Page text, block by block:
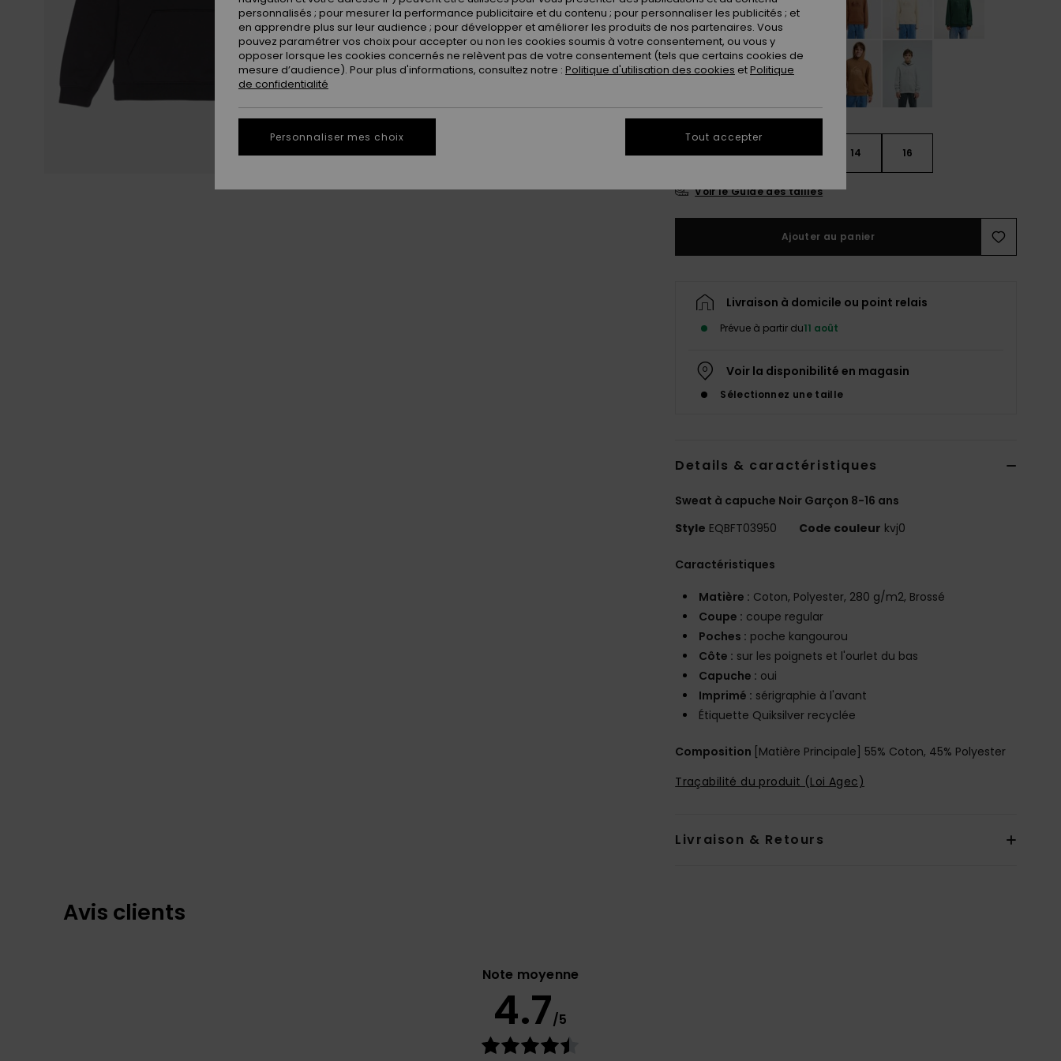
8 10 12 14 16
Voir le Guide des tailles
Ajouter au panier
Livraison à domicile ou point relais
Prévue à partir du11 août
Voir la disponibilité en magasin
Sélectionnez une taille
Details & caractéristiques
Sweat à capuche Noir Garçon 8-16 ans
Style EQBFT03950 Code couleur kvj0
Caractéristiques
Matière : Coton, Polyester, 280 g/m2, Brossé
Coupe : coupe regular
Poches : poche kangourou
Côte : sur les poignets et l'ourlet du bas
Capuche : oui
Imprimé : sérigraphie à l'avant
Étiquette Quiksilver recyclée
Composition [Matière Principale] 55% Coton, 45% Polyester
Traçabilité du produit (Loi Agec)
Livraison & Retours
Avis clients
Note moyenne
4.7/5
personnalisés ; pour mesurer la performance publicitaire et du contenu ; pour personnaliser les publicités ; et
en apprendre plus sur leur audience ; pour développer et améliorer les produits de nos partenaires. Vous
pouvez paramétrer vos choix pour accepter ou non les cookies soumis à votre consentement, ou vous y
opposer lorsque les cookies concernés ne relèvent pas de votre consentement (tels que certains cookies de
mesure d’audience). Pour plus d'informations, consultez notre : Politique d'utilisation des cookies etPolitique
de confidentialité
Personnaliser mes choix Tout accepter